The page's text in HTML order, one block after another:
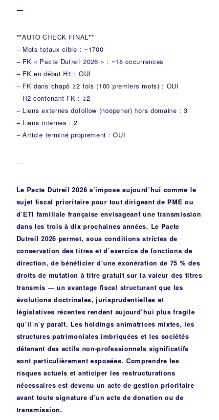
—
**AUTO-CHECK FINAL**
– Mots totaux cible : ~1700
– FK « Pacte Dutreil 2026 » : ~18 occurrences
– FK en début H1 : OUI
– FK dans chapô ≥2 fois (100 premiers mots) : OUI
– H2 contenant FK : ≥2
– Liens externes dofollow (noopener) hors domaine : 3
– Liens internes : 2
– Article terminé proprement : OUI
—
Le Pacte Dutreil 2026 s’impose aujourd’hui comme le
sujet fiscal prioritaire pour tout dirigeant de PME ou
d’ETI familiale française envisageant une transmission
dans les trois à dix prochaines années. Le Pacte
Dutreil 2026 permet, sous conditions strictes de
conservation des titres et d’exercice de fonctions de
direction, de bénéficier d’une exonération de 75 % des
droits de mutation à titre gratuit sur la valeur des titres
transmis — un avantage fiscal structurant que les
évolutions doctrinales, jurisprudentielles et
législatives récentes rendent aujourd’hui plus fragile
qu’il n’y paraît. Les holdings animatrices mixtes, les
structures patrimoniales imbriquées et les sociétés
détenant des actifs non-professionnels significatifs
sont particulièrement exposées. Comprendre les
risques actuels et anticiper les restructurations
nécessaires est devenu un acte de gestion prioritaire
avant toute signature d’un acte de donation ou de
transmission.